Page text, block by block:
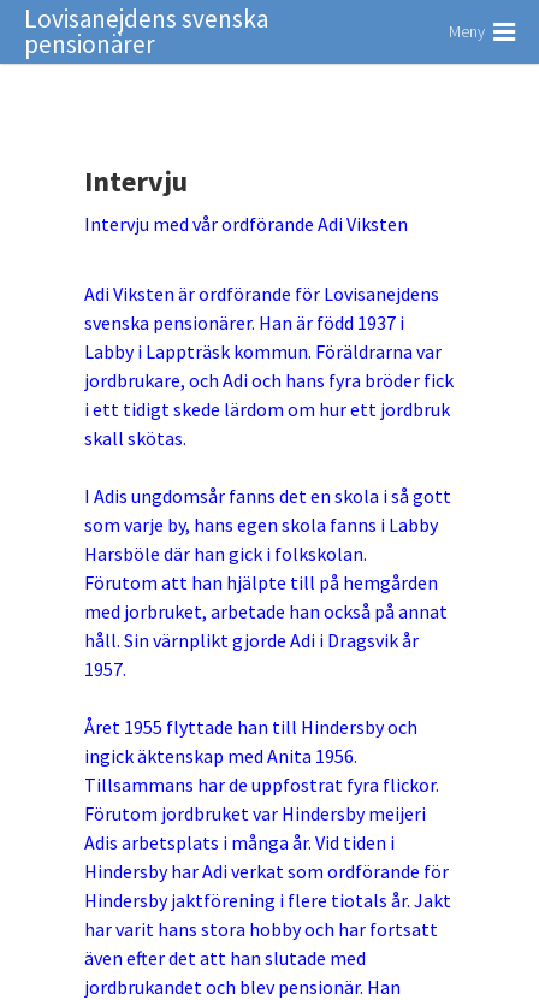
Lovisanejdens svenska
pensionärer Meny
Intervju
Intervju med vår ordförande Adi Viksten
Adi Viksten är ordförande för Lovisanejdens
svenska pensionärer. Han är född 1937 i
Labby i Lappträsk kommun. Föräldrarna var
jordbrukare, och Adi och hans fyra bröder fick
i ett tidigt skede lärdom om hur ett jordbruk
skall skötas.
I Adis ungdomsår fanns det en skola i så gott
som varje by, hans egen skola fanns i Labby
Harsböle där han gick i folkskolan.
Förutom att han hjälpte till på hemgården
med jorbruket, arbetade han också på annat
håll. Sin värnplikt gjorde Adi i Dragsvik år
1957.
Året 1955 flyttade han till Hindersby och
ingick äktenskap med Anita 1956.
Tillsammans har de uppfostrat fyra flickor.
Förutom jordbruket var Hindersby meijeri
Adis arbetsplats i många år. Vid tiden i
Hindersby har Adi verkat som ordförande för
Hindersby jaktförening i flere tiotals år. Jakt
har varit hans stora hobby och har fortsatt
även efter det att han slutade med
jordbrukandet och blev pensionär. Han